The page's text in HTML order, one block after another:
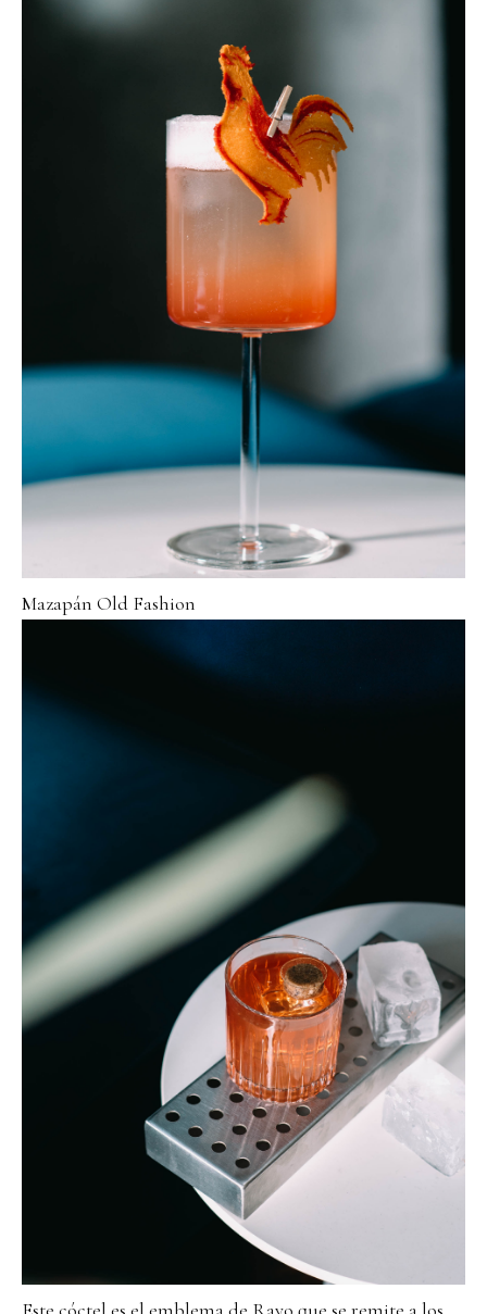
Mazapán Old Fashion